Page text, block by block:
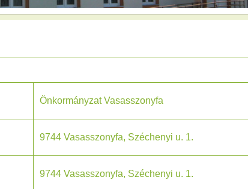
Önkormányzat Vasasszonyfa
9744 Vasasszonyfa, Széchenyi u. 1.
9744 Vasasszonyfa, Széchenyi u. 1.